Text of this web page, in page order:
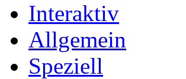
Interaktiv
Allgemein
Speziell